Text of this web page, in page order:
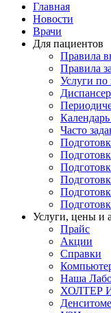
Главная
Новости
Врачи
Для пациентов
Правила
Правила
Услуги
Часто
Услуги, цены и
Прайс
Акции
Справки
Наша
ХОЛТЕР